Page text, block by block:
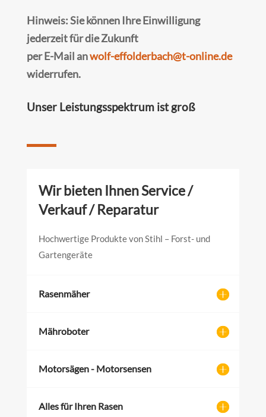
Hinweis: Sie können Ihre Einwilligung
jederzeit für die Zukunft
per E-Mail anwolf-effolderbach@t-online.de
widerrufen.
Unser Leistungsspektrum ist groß
Wir bieten Ihnen Service /
Verkauf / Reparatur
Hochwertige Produkte von Stihl – Forst- und
Gartengeräte
Rasenmäher
Mähroboter
Motorsägen - Motorsensen
Alles für Ihren Rasen